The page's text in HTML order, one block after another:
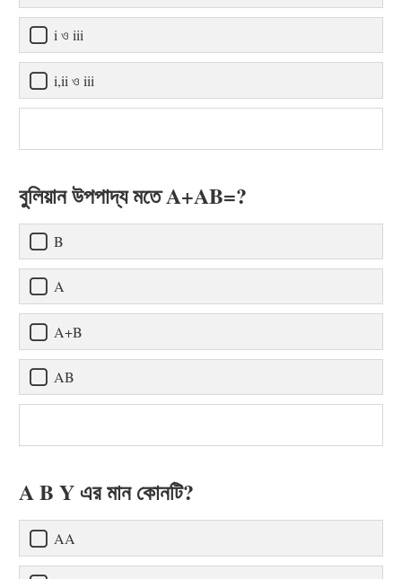
i ও iii
i,ii ও iii
বুলিয়ান উপপাদ্য মতে A+AB=?
B
A
A+B
AB
A B Y এর মান কোনটি?
AA